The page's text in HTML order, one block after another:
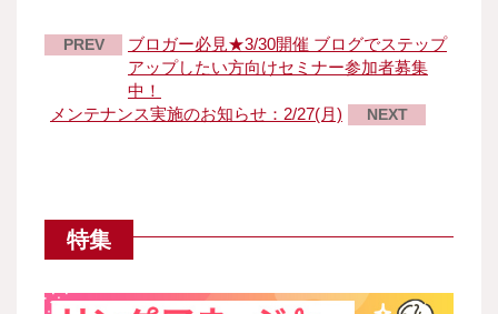
PREV
ブロガー必見★3/30開催 ブログでステップ
アップしたい方向けセミナー参加者募集
中！
メンテナンス実施のお知らせ：2/27(月)
NEXT
特集